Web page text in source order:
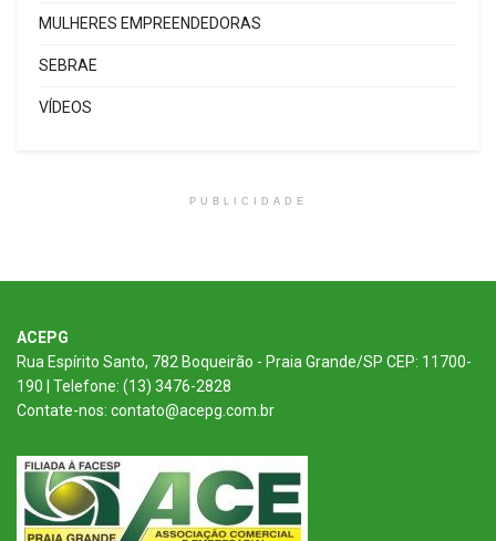
MULHERES EMPREENDEDORAS
SEBRAE
VÍDEOS
PUBLICIDADE
ACEPG
Rua Espírito Santo, 782 Boqueirão - Praia Grande/SP CEP: 11700-
190 | Telefone: (13) 3476-2828
Contate-nos: contato@acepg.com.br